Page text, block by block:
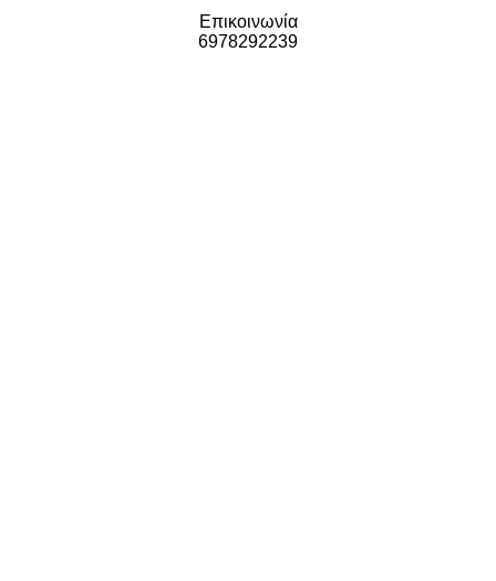
Επικοινωνία
6978292239